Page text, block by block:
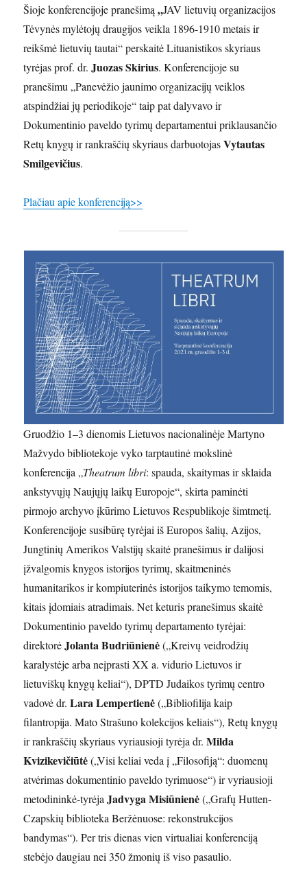
Šioje konferencijoje pranešimą„JAV lietuvių organizacijos
Tėvynės mylėtojų draugijos veikla 1896-1910 metais ir
reikšmė lietuvių tautai“ perskaitė Lituanistikos skyriaus
tyrėjas prof. dr.Juozas Skirius. Konferencijoje su
pranešimu „Panevėžio jaunimo organizacijų veiklos
atspindžiai jų periodikoje“ taip pat dalyvavo ir
Dokumentinio paveldo tyrimų departamentui priklausančio
Retų knygų ir rankraščių skyriaus darbuotojasVytautas
Smilgevičius.
Plačiau apie konferenciją>>
Gruodžio 1–3 dienomis Lietuvos nacionalinėje Martyno
Mažvydo bibliotekoje vyko tarptautinė mokslinė
konferencija „Theatrum libri: spauda, skaitymas ir sklaida
ankstyvųjų Naujųjų laikų Europoje“, skirta paminėti
pirmojo archyvo įkūrimo Lietuvos Respublikoje šimtmetį.
Konferencijoje susibūrę tyrėjai iš Europos šalių, Azijos,
Jungtinių Amerikos Valstijų skaitė pranešimus ir dalijosi
įžvalgomis knygos istorijos tyrimų, skaitmeninės
humanitarikos ir kompiuterinės istorijos taikymo temomis,
kitais įdomiais atradimais. Net keturis pranešimus skaitė
Dokumentinio paveldo tyrimų departamento tyrėjai:
direktorėJolanta Budriūnienė(„Kreivų veidrodžių
karalystėje arba neįprasti XX a. vidurio Lietuvos ir
lietuviškų knygų keliai“), DPTD Judaikos tyrimų centro
vadovė dr.Lara Lempertienė(„Bibliofilija kaip
filantropija. Mato Strašuno kolekcijos keliais“), Retų knygų
ir rankraščių skyriaus vyriausioji tyrėja dr.Milda
Kvizikevičiūtė(„Visi keliai veda į „Filosofiją“: duomenų
atvėrimas dokumentinio paveldo tyrimuose“) ir vyriausioji
metodininkė-tyrėjaJadvyga Misiūnienė(„Grafų Hutten-
Czapskių biblioteka Beržėnuose: rekonstrukcijos
bandymas“). Per tris dienas vien virtualiai konferenciją
stebėjo daugiau nei 350 žmonių iš viso pasaulio.